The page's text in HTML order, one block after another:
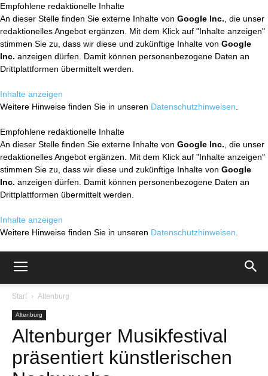
Empfohlene redaktionelle Inhalte
An dieser Stelle finden Sie externe Inhalte von Google Inc. , die unser
redaktionelles Angebot ergänzen. Mit dem Klick auf "Inhalte anzeigen"
stimmen Sie zu, dass wir diese und zukünftige Inhalte von Google
Inc. anzeigen dürfen. Damit können personenbezogene Daten an
Drittplattformen übermittelt werden.
Inhalte anzeigen
Weitere Hinweise finden Sie in unseren Datenschutzhinweisen
Empfohlene redaktionelle Inhalte
An dieser Stelle finden Sie externe Inhalte von Google Inc. , die unser
redaktionelles Angebot ergänzen. Mit dem Klick auf "Inhalte anzeigen"
stimmen Sie zu, dass wir diese und zukünftige Inhalte von Google
Inc. anzeigen dürfen. Damit können personenbezogene Daten an
Drittplattformen übermittelt werden.
Inhalte anzeigen
Weitere Hinweise finden Sie in unseren Datenschutzhinweisen
Start Altenburg
Altenburg
Altenburger Musikfestival
präsentiert künstlerischen